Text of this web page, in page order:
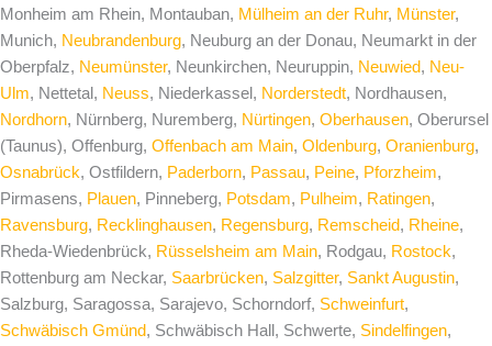
Monheim am Rhein, Montauban, Mülheim an der Ruhr, Münster,
Munich, Neubrandenburg, Neuburg an der Donau, Neumarkt in der
Oberpfalz, Neumünster, Neunkirchen, Neuruppin, Neuwied, Neu-
Ulm, Nettetal, Neuss, Niederkassel, Norderstedt, Nordhausen,
Nordhorn, Nürnberg, Nuremberg, Nürtingen, Oberhausen, Oberursel
(Taunus), Offenburg, Offenbach am Main, Oldenburg, Oranienburg,
Osnabrück, Ostfildern, Paderborn, Passau, Peine, Pforzheim,
Pirmasens, Plauen, Pinneberg, Potsdam, Pulheim, Ratingen,
Ravensburg, Recklinghausen, Regensburg, Remscheid, Rheine,
Rheda-Wiedenbrück, Rüsselsheim am Main, Rodgau, Rostock,
Rottenburg am Neckar, Saarbrücken, Salzgitter, Sankt Augustin,
Salzburg, Saragossa, Sarajevo, Schorndorf, Schweinfurt,
Schwäbisch Gmünd, Schwäbisch Hall, Schwerte, Sindelfingen,